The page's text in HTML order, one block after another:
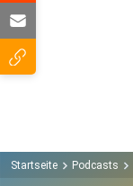
Startseite Podcasts